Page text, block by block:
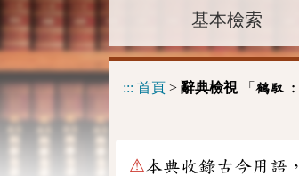
基本檢索
::: 首頁 > 辭典檢視「 鶴馭 :
⚠本典收錄古今用語，